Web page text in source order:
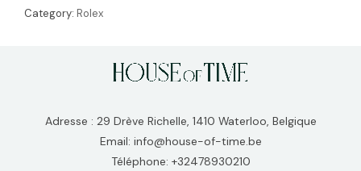
Category: Rolex
Adresse : 29 Drève Richelle, 1410 Waterloo, Belgique
Email: info@house-of-time.be
Téléphone: +32478930210